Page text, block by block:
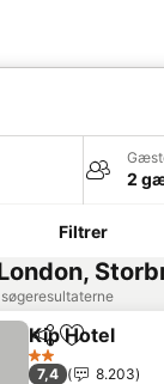
2
Filtrer
Del Føj til
Kip Hotel
2 Stjerner
7,4
8.203